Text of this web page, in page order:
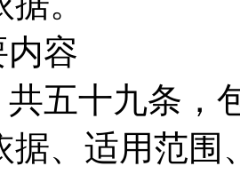
容
共五十九条
据、适用范围